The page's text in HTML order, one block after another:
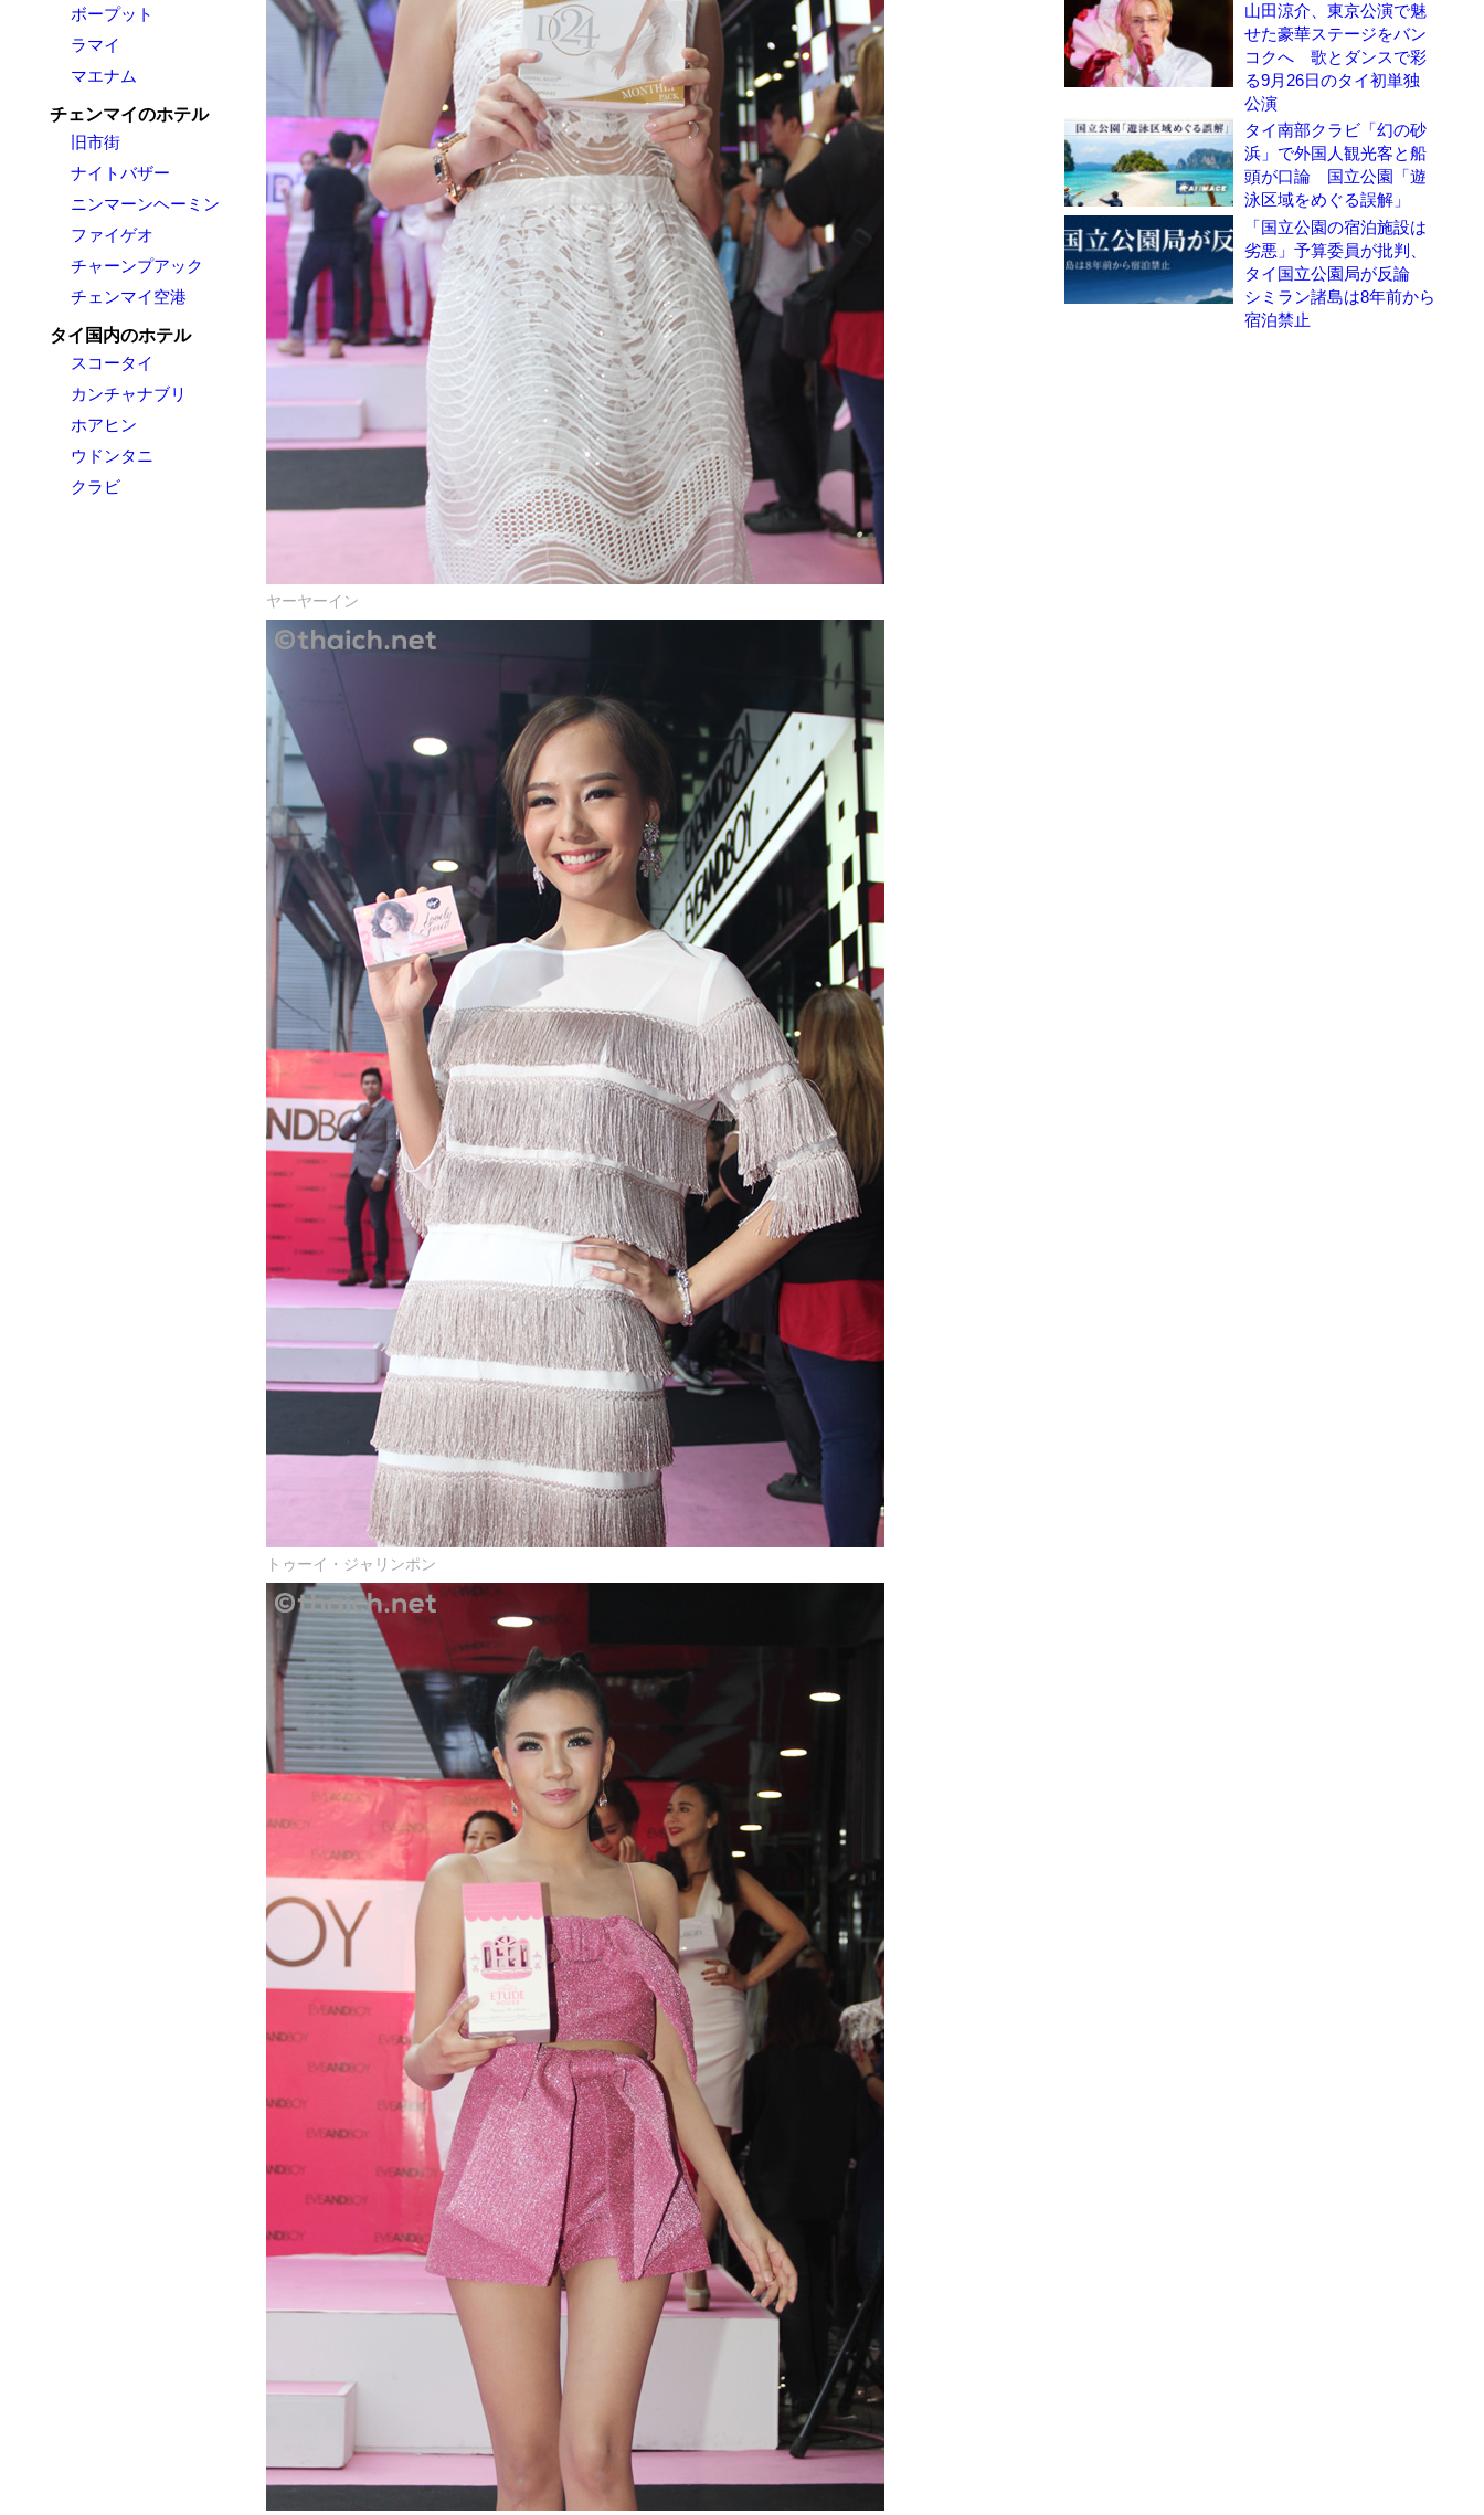
ボープット
ラマイ
マエナム
チェンマイのホテル
旧市街
ナイトバザー
ニンマーンヘーミン
ファイゲオ
チャーンプアック
チェンマイ空港
タイ国内のホテル
スコータイ
カンチャナブリ
ホアヒン
ウドンタニ
クラビ
ヤーヤーイン
トゥーイ・ジャリンポン
山田涼介、東京公演で魅
せた豪華ステージをバン
コクへ 歌とダンスで彩
る9月26日のタイ初単独
公演
タイ南部クラビ「幻の砂
浜」で外国人観光客と船
頭が口論 国立公園「遊
泳区域をめぐる誤解」
「国立公園の宿泊施設は
劣悪」予算委員が批判、
タイ国立公園局が反論
シミラン諸島は8年前から
宿泊禁止